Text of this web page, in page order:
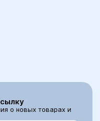
о новых товарах и